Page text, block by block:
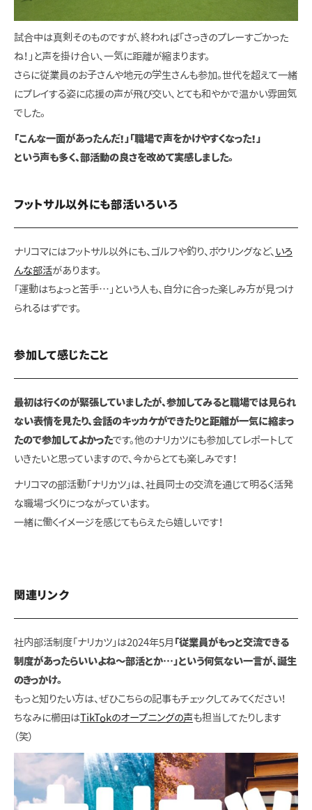
試合中は真剣そのものですが、終われば「さっきのプレーすごかった
ね！」と声を掛け合い、一気に距離が縮まります。
さらに従業員のお子さんや地元の学生さんも参加。世代を超えて一緒
にプレイする姿に応援の声が飛び交い、とても和やかで温かい雰囲気
でした。
「こんな一面があったんだ！」「職場で声をかけやすくなった！」
という声も多く、部活動の良さを改めて実感しました。
フットサル以外にも部活いろいろ
ナリコマにはフットサル以外にも、ゴルフや釣り、ボウリングなど、 いろ
んな部活があります。
「運動はちょっと苦手…」という人も、自分に合った楽しみ方が見つけ
られるはずです。
参加して感じたこと
最初は行くのが緊張していましたが、参加してみると職場では見られ
ない表情を見たり、会話のキッカケができたりと距離が一気に縮まっ
たので参加してよかったです。他のナリカツにも参加してレポートして
いきたいと思っていますので、今からとても楽しみです！
ナリコマの部活動「ナリカツ」は、社員同士の交流を通じて明るく活発
な職場づくりにつながっています。
一緒に働くイメージを感じてもらえたら嬉しいです！
関連リンク
社内部活制度「ナリカツ」は2024年5月 「従業員がもっと交流できる
制度があったらいいよね～部活とか…」という何気ない一言が、誕生
のきっかけ。
もっと知りたい方は、ぜひこちらの記事もチェックしてみてください！
ちなみに櫛田はTikTokのオープニングの声も担当してたりします
（笑）